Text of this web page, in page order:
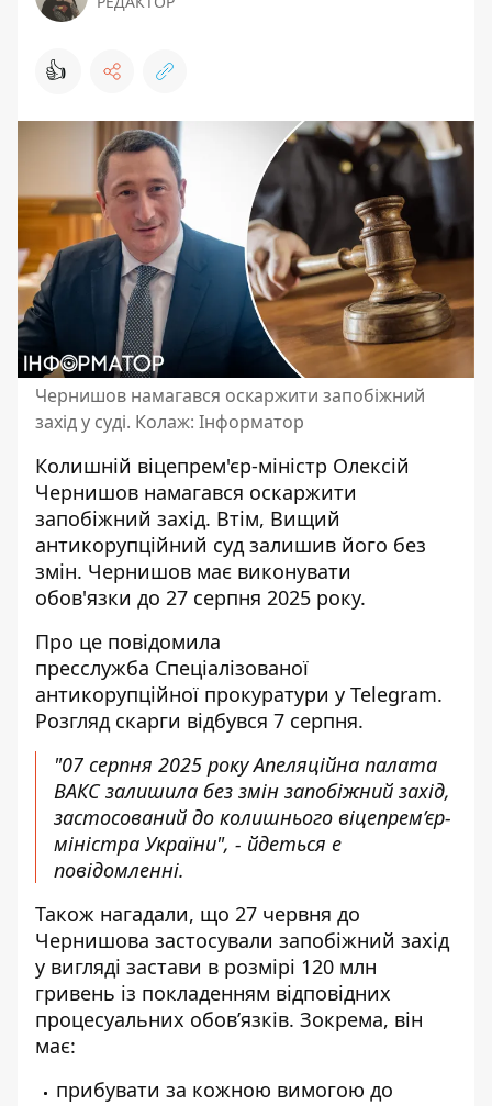
👍
Чернишов намагався оскаржити запобіжний
захід у суді. Колаж: Інформатор
Колишній віцепрем'єр-міністр Олексій
Чернишов намагався оскаржити
запобіжний захід. Втім, Вищий
антикорупційний суд залишив його без
змін. Чернишов має виконувати
обов'язки до 27 серпня 2025 року.
Про це повідомила
пресслужба Спеціалізованої
антикорупційної прокуратури у Telegram.
Розгляд скарги відбувся 7 серпня.
"07 серпня 2025 року Апеляційна палата
ВАКС залишила без змін запобіжний захід,
застосований до колишнього віцепрем’єр-
міністра України", - йдеться e
повідомленні.
Також нагадали, що 27 червня до
Чернишова застосували запобіжний захід
у вигляді застави в розмірі 120 млн
гривень із покладенням відповідних
процесуальних обовʼязків. Зокрема, він
має:
прибувати за кожною вимогою до